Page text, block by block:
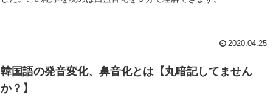
2020.04.25
韓国語の発音変化、鼻音化とは【丸暗記してません
か？】